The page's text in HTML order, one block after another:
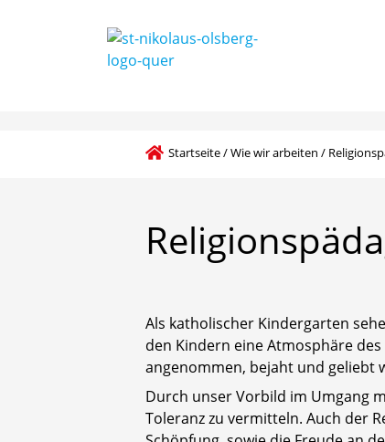
Startseite/Wie wir arbeiten /
Als katholischer Kindergarten
den Kindern eine Atmosphäre
angenommen, bejaht und geliebt
Durch unser Vorbild im Umgang
Toleranz zu vermitteln. Auch der